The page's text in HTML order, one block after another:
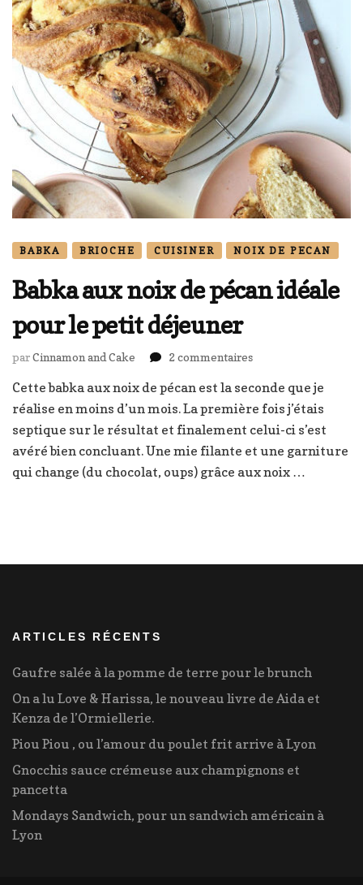
BABKA BRIOCHE CUISINER NOIX DE PECAN
Babka aux noix de pécan idéale
pour le petit déjeuner
parCinnamon and Cake 2 commentairessur
aux
noix
de
idéale
pour
Cette babka aux noix de pécan est la seconde que je
réalise en moins d’un mois. La première fois j’étais
septique sur le résultat et finalement celui-ci s’est
avéré bien concluant. Une mie filante et une garniture
qui change (du chocolat, oups) grâce aux noix …
ARTICLES RÉCENTS
Gaufre salée à la pomme de terre pour le brunch
On a lu Love & Harissa, le nouveau livre de Aida et
Kenza de l’Ormiellerie.
Piou Piou , ou l’amour du poulet frit arrive à Lyon
Gnocchis sauce crémeuse aux champignons et
pancetta
Mondays Sandwich, pour un sandwich américain à
Lyon